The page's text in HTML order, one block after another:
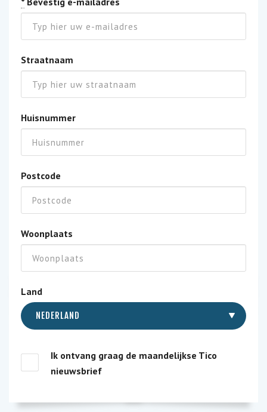
Straatnaam
Huisnummer
Postcode
Woonplaats
Land
NEDERLAND
Ik ontvang graag de maandelijkse Tico
nieuwsbrief